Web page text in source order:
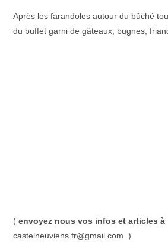
Après les farandoles autour du bûché
du buffet garni de gâteaux, bugnes,
(envoyez nous vos infos et articles à
castelneuviens.fr@gmail.com )